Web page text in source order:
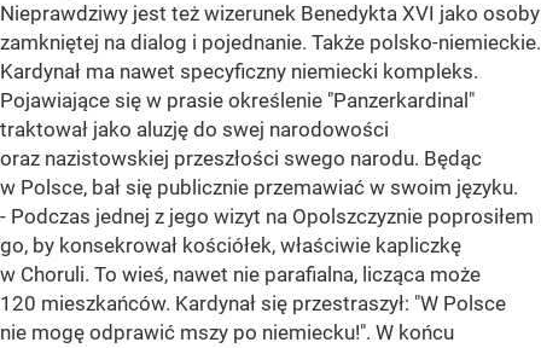
Nieprawdziwy jest też wizerunek Benedykta XVI jako osoby
zamkniętej na dialog i pojednanie. Także polsko-niemieckie.
Kardynał ma nawet specyficzny niemiecki kompleks.
Pojawiające się w prasie określenie "Panzerkardinal"
traktował jako aluzję do swej narodowości
oraz nazistowskiej przeszłości swego narodu. Będąc
w Polsce, bał się publicznie przemawiać w swoim języku.
- Podczas jednej z jego wizyt na Opolszczyznie poprosiłem
go, by konsekrował kościółek, właściwie kapliczkę
w Choruli. To wieś, nawet nie parafialna, licząca może
120 mieszkańców. Kardynał się przestraszył: "W Polsce
nie mogę odprawić mszy po niemiecku!". W końcu